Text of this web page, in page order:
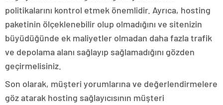
politikalarını kontrol etmek önemlidir. Ayrıca, hosting
paketinin ölçeklenebilir olup olmadığını ve sitenizin
büyüdüğünde ek maliyetler olmadan daha fazla trafik
ve depolama alanı sağlayıp sağlamadığını gözden
geçirmelisiniz.
Son olarak, müşteri yorumlarına ve değerlendirmelere
göz atarak hosting sağlayıcısının müşteri